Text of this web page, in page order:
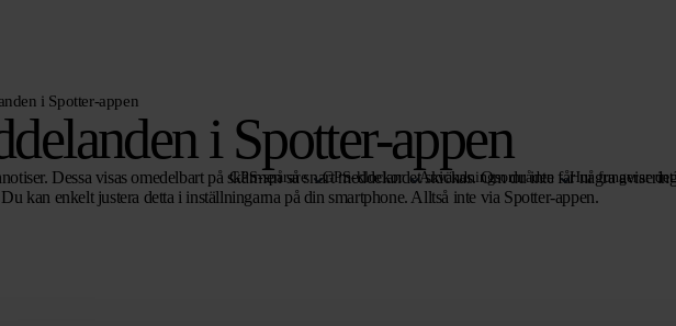
GPS-spårare GPS-klockor Användningsområden Hur fungerar
i Spotter-appen
i Spotter-appen
Dessa visas omedelbart på skärmen så snart meddelandet skickas. Om du inte får några
kan enkelt justera detta i inställningarna på din smartphone. Alltså inte via Spotter-appen.